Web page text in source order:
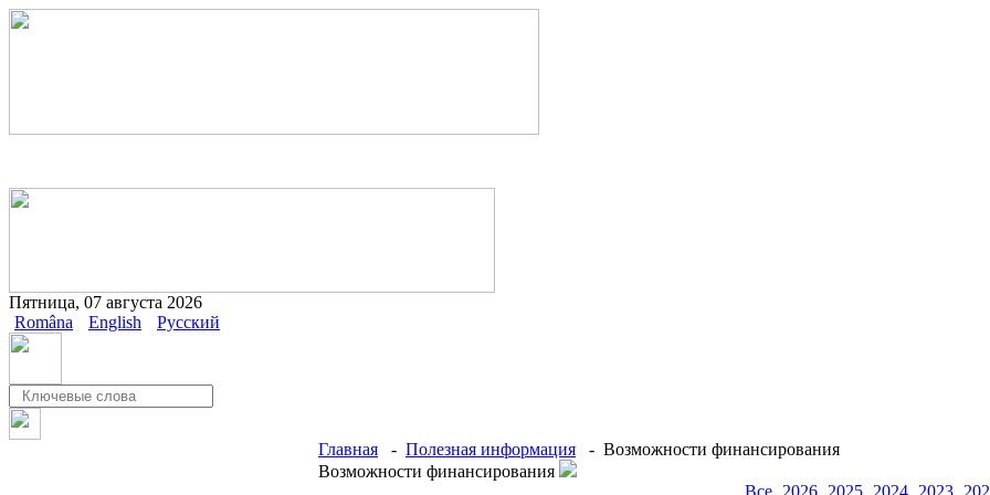
Пятница, 07 августа 2026
Româna
English Русский
Главная - Полезная информация - Возможности финансирования
Возможности финансирования
Все 2026 2025 2024 2023